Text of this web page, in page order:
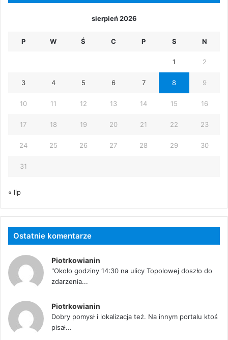
sierpień 2026
P W Ś C P S N
1 2
3 4 5 6 7 8 9
10 11 12 13 14 15 16
17 18 19 20 21 22 23
24 25 26 27 28 29 30
31
« lip
Ostatnie komentarze
Piotrkowianin
"Około godziny 14:30 na ulicy Topolowej doszło do
zdarzenia...
Piotrkowianin
Dobry pomysł i lokalizacja też. Na innym portalu ktoś
pisał...